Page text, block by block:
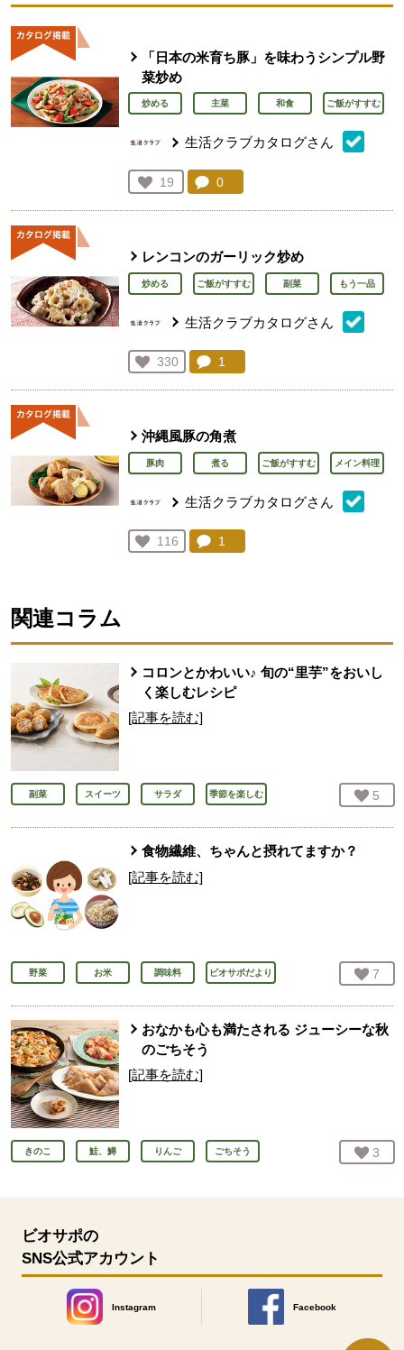
「日本の米育ち豚」を味わうシンプル野
菜炒め
炒める 主菜 和食 ご飯がすすむ
生活クラブカタログさん
お気に入り登録：
19
人が登録
コメント：
0
レンコンのガーリック炒め
炒める ご飯がすすむ 副菜 もう一品
生活クラブカタログさん
お気に入り登録：
330
人が登録
コメント：
1
沖縄風豚の角煮
豚肉 煮る ご飯がすすむ メイン料理
生活クラブカタログさん
お気に入り登録：
116
人が登録
コメント：
1
関連コラム
コロンとかわいい♪ 旬の“里芋”をおいし
く楽しむレシピ
[記事を読む]
副菜 スイーツ サラダ 季節を楽しむ お気
5
食物繊維、ちゃんと摂れてますか？
[記事を読む]
野菜 お米 調味料 ビオサポだより お気
7
おなかも心も満たされる ジューシーな秋
のごちそう
[記事を読む]
きのこ 鮭、鱒 りんご ごちそう お気
3
ビオサポの
SNS公式アカウント
Instagram
別のウィンドウで開きます。
Facebook
別のウィンドウで開きます